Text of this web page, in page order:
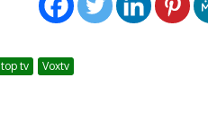
top tv Voxtv